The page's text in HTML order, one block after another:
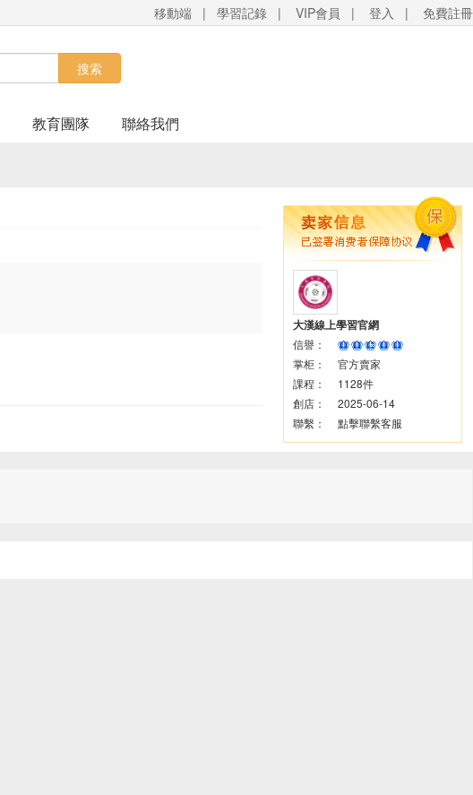
移動端 | 學習記錄 | VIP會員 | 登入 | 免費註冊
搜索
教育團隊 聯絡我們
大漢線上學習官網
信譽：
掌柜：
官方賣家
課程：
1128件
創店：
2025-06-14
聯繫：
點擊聯繫客服